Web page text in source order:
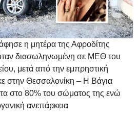
η μητέρα της Αφροδίτης
διασωληνωμένη σε ΜΕΘ του
μετά από την εμπρηστική
στην Θεσσαλονίκη – Η Βάγια
στο 80% του σώματος της ενώ
ανεπάρκεια